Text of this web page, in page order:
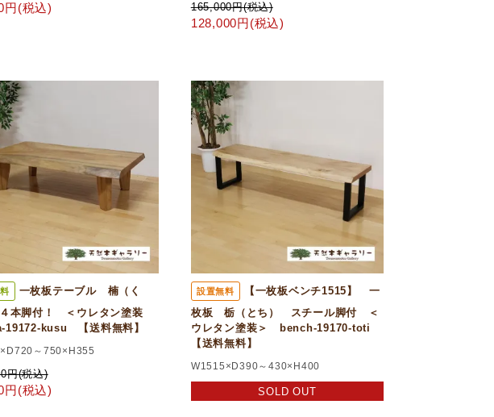
円(税込) 165,000円(税込)
128,000円(税込)
一枚板テーブル 楠（く
本脚付！ ＜ウレタン塗装
kusu 【送料無料】
～750×H355
円(税込)
円(税込)
設置無料
【一枚板ベンチ1515】 一
枚板 栃（とち） スチール脚付 ＜
ウレタン塗装＞ bench-19170-toti
【送料無料】
W1515×D390～430×H400
SOLD OUT